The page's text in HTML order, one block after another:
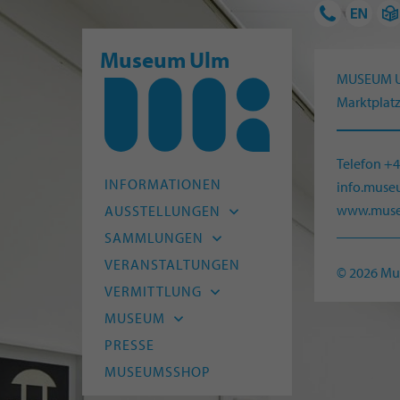
Museum Ulm
INFORMATIONEN
AUSSTELLUNGEN
Aktuell
Vorschau
Archiv
SAMMLUNGEN
Archäologie
Alte Kunst
Moderne
HfG-Archiv
Naturmuseum Ulm
VERANSTALTUNGEN
VERMITTLUNG
Kitas und Schulen
Kinder und Familien
Junge Menschen
MUSEUM
Leitbild
Team
PRESSE
MUSEUMSSHOP
MUSEUM
Telefon
© 2026